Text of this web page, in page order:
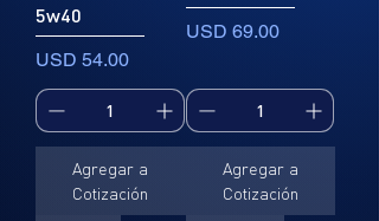
5w40
Precio
USD 54.00
Agregar a
Cotización
Precio
USD 69.00
Agregar a
Cotización